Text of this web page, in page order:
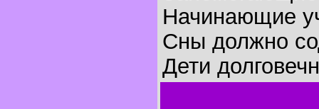
Начинающие
Сны должно
Дети